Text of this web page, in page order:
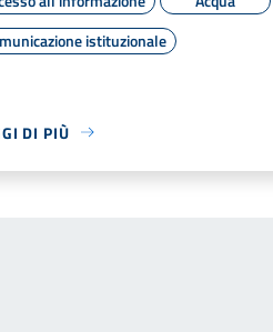
istituzionale
DI PIÙ